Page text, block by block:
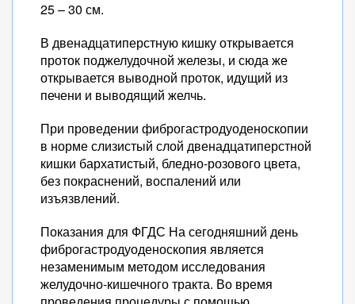
25 – 30 см.
В двенадцатиперстную кишку открывается
проток поджелудочной железы, и сюда же
открывается выводной проток, идущий из
печени и выводящий желчь.
При проведении фиброгастродуоденоскопии
в норме слизистый слой двенадцатиперстной
кишки бархатистый, бледно-розового цвета,
без покраснений, воспалений или
изъязвлений.
Показания для ФГДС На сегодняшний день
фиброгастродуоденоскопия является
незаменимым методом исследования
желудочно-кишечного тракта. Во время